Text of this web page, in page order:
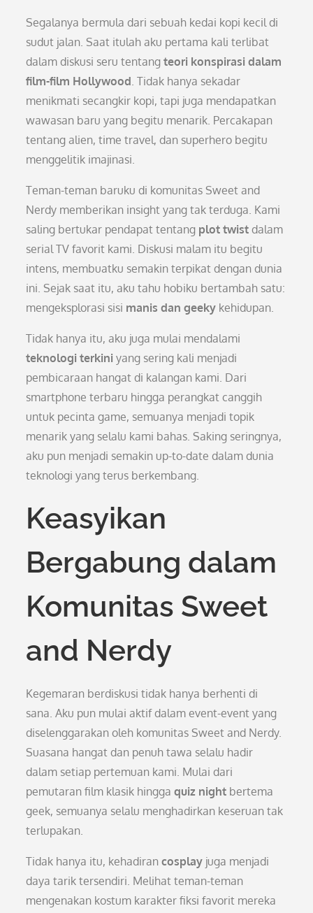
Segalanya bermula dari sebuah kedai kopi kecil di
sudut jalan. Saat itulah aku pertama kali terlibat
dalam diskusi seru tentangteori konspirasi dalam
film-film Hollywood. Tidak hanya sekadar
menikmati secangkir kopi, tapi juga mendapatkan
wawasan baru yang begitu menarik. Percakapan
tentang alien, time travel, dan superhero begitu
menggelitik imajinasi.
Teman-teman baruku di komunitas Sweet and
Nerdy memberikan insight yang tak terduga. Kami
saling bertukar pendapat tentang plot twist dalam
serial TV favorit kami. Diskusi malam itu begitu
intens, membuatku semakin terpikat dengan dunia
ini. Sejak saat itu, aku tahu hobiku bertambah satu:
mengeksplorasi sisi manis dan geeky kehidupan.
Tidak hanya itu, aku juga mulai mendalami
teknologi terkini yang sering kali menjadi
pembicaraan hangat di kalangan kami. Dari
smartphone terbaru hingga perangkat canggih
untuk pecinta game, semuanya menjadi topik
menarik yang selalu kami bahas. Saking seringnya,
aku pun menjadi semakin up-to-date dalam dunia
teknologi yang terus berkembang.
Keasyikan
Bergabung dalam
Komunitas Sweet
and Nerdy
Kegemaran berdiskusi tidak hanya berhenti di
sana. Aku pun mulai aktif dalam event-event yang
diselenggarakan oleh komunitas Sweet and Nerdy.
Suasana hangat dan penuh tawa selalu hadir
dalam setiap pertemuan kami. Mulai dari
pemutaran film klasik hinggaquiz night bertema
geek, semuanya selalu menghadirkan keseruan tak
terlupakan.
Tidak hanya itu, kehadirancosplay juga menjadi
daya tarik tersendiri. Melihat teman-teman
mengenakan kostum karakter fiksi favorit mereka